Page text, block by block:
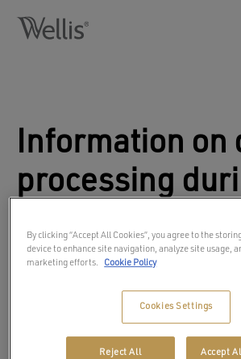
Information on
processing
By clicking “Accept All Cookies”, you agree to the
device to enhance site navigation, analyze site usage,
marketing efforts.
Cookie Policy
Cookies Settings
Reject All Accept